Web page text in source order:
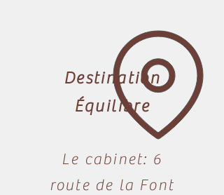
Destination
Équilibre
Le cabinet: 6
route de la Font